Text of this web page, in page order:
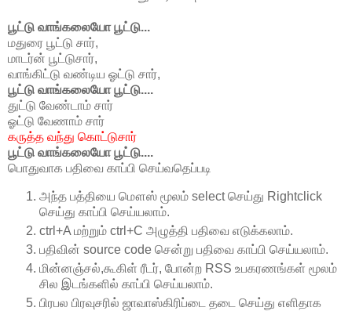
பூட்டு வாங்கலையோ பூட்டு...
மதுரை பூட்டு சார்,
மாடர்ன் பூட்டுசார்,
வாங்கிட்டு வண்டிய ஓட்டு சார்,
பூட்டு வாங்கலையோ பூட்டு....
துட்டு வேண்டாம் சார்
ஓட்டு வேணாம் சார்
கருத்த வந்து கொட்டுசார்
பூட்டு வாங்கலையோ பூட்டு....
பொதுவாக பதிவை காப்பி செய்வதெப்படி
அந்த பத்தியை மௌஸ் மூலம் select செய்து Rightclick
செய்து காப்பி செய்யலாம்.
ctrl+A மற்றும் ctrl+C அழுத்தி பதிவை எடுக்கலாம்.
பதிவின் source code சென்று பதிவை காப்பி செய்யலாம்.
மின்னஞ்சல்,கூகிள் ரீடர், போன்ற RSS உபகரணங்கள் மூலம்
சில இடங்களில் காப்பி செய்யலாம்.
பிரபல பிரவுசரில் ஜாவாஸ்கிரிப்டை தடை செய்து எளிதாக